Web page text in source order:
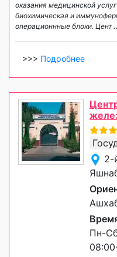
оказания медицинской
биохимическая и
операционнные блоки. Цент
>>> Подробнее
2-
Пн-